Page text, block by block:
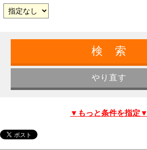
▼もっと条件を指定▼